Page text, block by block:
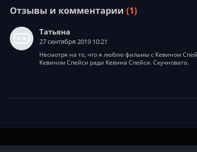
Отзывы и комментарии (1)
Татьяна
27 сентября 2019 10:21
Несмотря на то, что я люблю фильмы с Кевином
Кевином Спейси ради Кевина Спейси. Скучновато.